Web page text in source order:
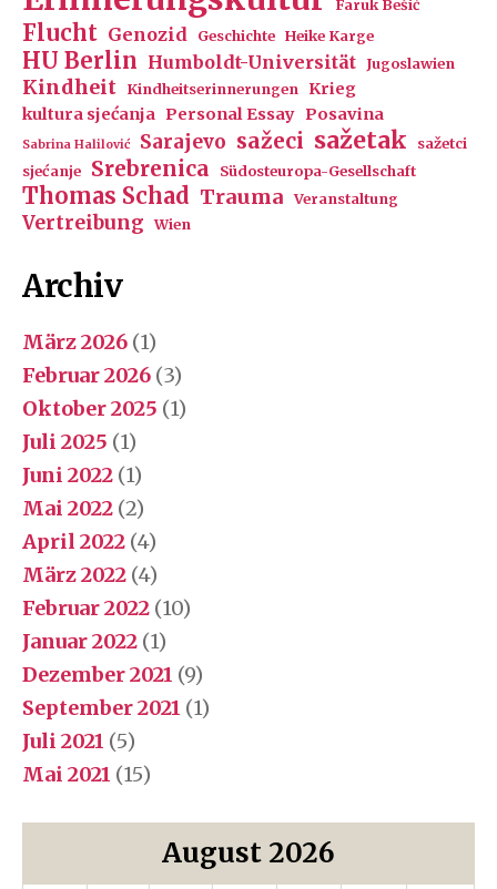
Faruk Bešić
Flucht Genozid Geschichte Heike Karge
HU Berlin Humboldt-Universität Jugoslawien
Kindheit Kindheitserinnerungen
Krieg
kultura sjećanja Personal Essay Posavina
Sabrina Halilović Sarajevo sažeci sažetak
sažetci
sjećanje
Srebrenica Südosteuropa-Gesellschaft
Thomas Schad Trauma Veranstaltung
Vertreibung Wien
Archiv
März 2026 (1)
Februar 2026 (3)
Oktober 2025 (1)
Juli 2025 (1)
Juni 2022 (1)
Mai 2022 (2)
April 2022 (4)
März 2022 (4)
Februar 2022 (10)
Januar 2022 (1)
Dezember 2021 (9)
September 2021 (1)
Juli 2021 (5)
Mai 2021 (15)
August 2026